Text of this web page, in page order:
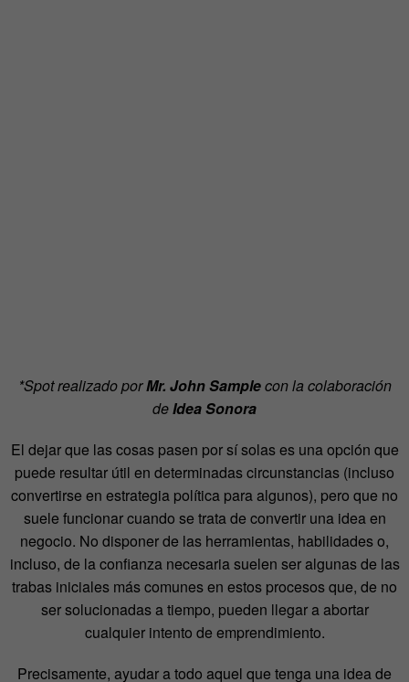
*Spot realizado porMr. John Samplecon la colaboración
deIdea Sonora
El dejar que las cosas pasen por sí solas es una opción que
puede resultar útil en determinadas circunstancias (incluso
convertirse en estrategia política para algunos), pero que no
suele funcionar cuando se trata de convertir una idea en
negocio. No disponer de las herramientas, habilidades o,
incluso, de la confianza necesaria suelen ser algunas de las
trabas iniciales más comunes en estos procesos que, de no
ser solucionadas a tiempo, pueden llegar a abortar
cualquier intento de emprendimiento.
Precisamente, ayudar a todo aquel que tenga una idea de